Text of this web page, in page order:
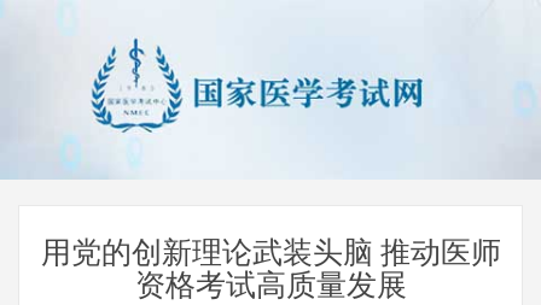
用党的创新理论武装头脑 推动医师
资格考试高质量发展